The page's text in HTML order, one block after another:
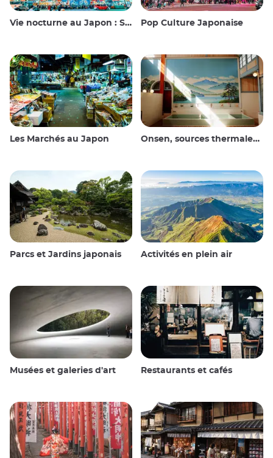
Vie nocturne au Japon : Sortir, voir et boire Pop Culture Japonaise
Les Marchés au Japon Onsen, sources thermales et bains publics
Parcs et Jardins japonais Activités en plein air
Musées et galeries d'art Restaurants et cafés